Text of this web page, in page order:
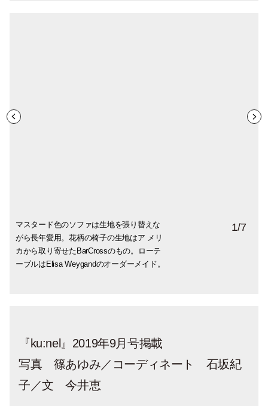
マスタード色のソファは生地を張り替えな
がら長年愛用。花柄の椅子の生地はア メリ
カから取り寄せたBarCrossのもの。ローテ
ーブルはElisa Weygandのオーダーメイド。
オリビアさんのアトリエ。油絵がメイン
で、大きな作品も描けるゆとりのあるスペ
ース。
ダイニングスペース。テーブルはブロカン
トで購入。椅子はデンマークのインテリア
プロダクトブランドHAY。棚の左端 の緑の
ランプは、お気に入りの伊FLOSのスヌーピ
自分たちでDIYしたキッチンの脇に作った
収納スペース。コーナーを利用して、椅子
代わりにも。
1階の広々としたエントランス。階段は２階
のリビングへと続き、エントランス右側に
オリビアさんのアトリエ。階段の後ろに子
供の部屋と夫婦の寝室がある。
ベッドルームはダークブルーの壁がポイン
ト。小さなフレームの絵や写真を飾っ てい
く予定。左側の絵はRobert Quintの作品。
オリビアさんのアンテナに響いた絵や写真
などは、パソコンを置いたデスク脇の 赤い
ボードに、ピンでランダムに留めている。
1/7
『ku:nel』2019年9月号掲載
写真 篠あゆみ／コーディネート 石坂紀
子／文 今井恵